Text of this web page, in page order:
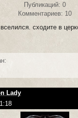
Публикаций: 0
Комментариев: 10
сходите в
Lady